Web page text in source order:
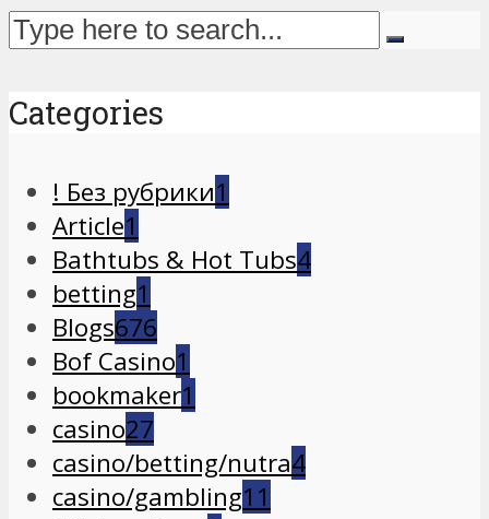
Categories
! Без рубрики1
Article1
Bathtubs & Hot Tubs4
betting1
Blogs676
Bof Casino1
bookmaker1
casino27
casino/betting/nutra4
casino/gambling11